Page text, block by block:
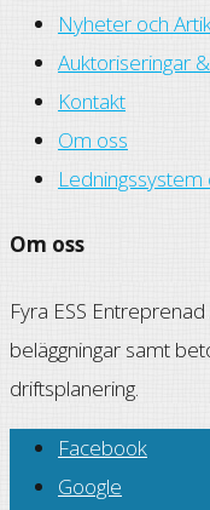
Nyheter och
Auktoriseringar
Kontakt
Om oss
Om oss
Fyra ESS
beläggningar samt
driftsplanering.
Facebook
Google